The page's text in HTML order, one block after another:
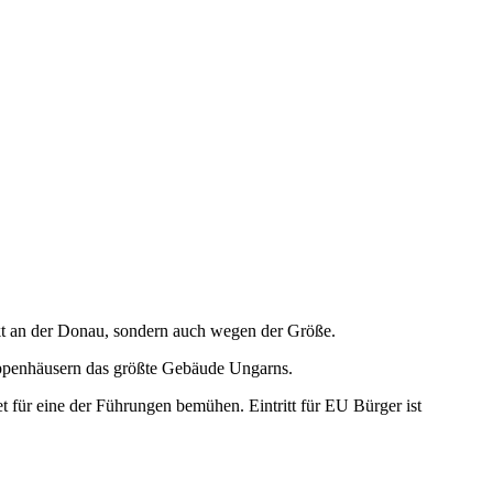
der Donau, sondern auch wegen der Größe.
das größte Gebäude Ungarns.
für eine der Führungen bemühen. Eintritt für EU Bürger ist